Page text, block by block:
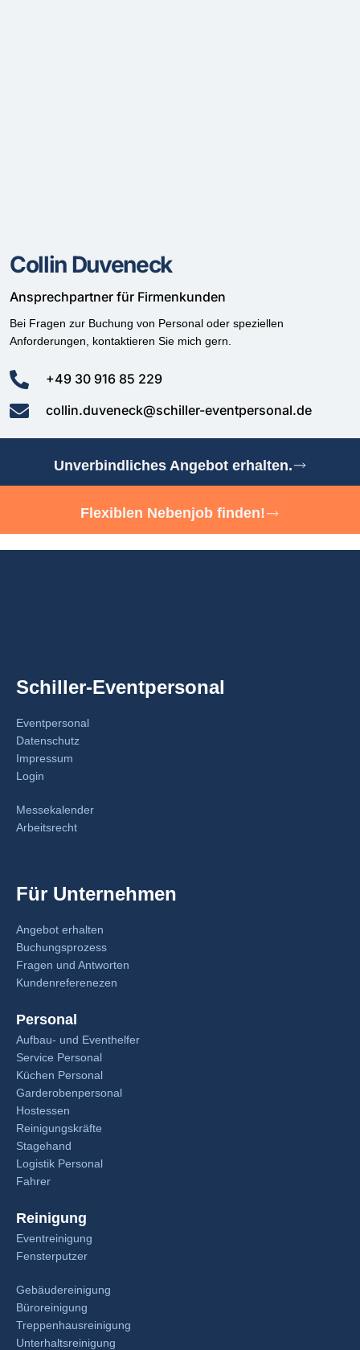
Collin Duveneck
Ansprechpartner für Firmenkunden
Bei Fragen zur Buchung von Personal oder speziellen
Anforderungen, kontaktieren Sie mich gern.
+49 30 916 85 229
collin.duveneck@schiller-eventpersonal.de
Unverbindliches Angebot erhalten.
Flexiblen Nebenjob finden!
Schiller-Eventpersonal
Eventpersonal
Datenschutz
Impressum
Login
Messekalender
Arbeitsrecht
Für Unternehmen
Angebot erhalten
Buchungsprozess
Fragen und Antworten
Kundenreferenezen
Personal
Aufbau- und Eventhelfer
Service Personal
Küchen Personal
Garderobenpersonal
Hostessen
Reinigungskräfte
Stagehand
Logistik Personal
Fahrer
Reinigung
Eventreinigung
Fensterputzer
Gebäudereinigung
Büroreinigung
Treppenhausreinigung
Unterhaltsreinigung